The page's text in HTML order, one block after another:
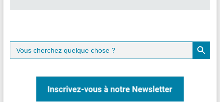
Search
for:
Search Button